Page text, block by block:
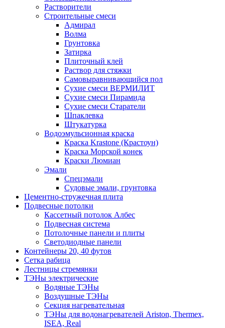
Растворители
Строительные смеси
Адмирал
Волма
Грунтовка
Затирка
Плиточный клей
Раствор для стяжки
Самовыравнивающийся пол
Сухие смеси ВЕРМИЛИТ
Сухие смеси Пирамида
Сухие смеси Старатели
Шпаклевка
Штукатурка
Водоэмульсионная краска
Краска Krastone (Крастоун)
Краска Морской конек
Краски Люмиан
Эмали
Спецэмали
Судовые эмали, грунтовка
Цементно-стружечная плита
Подвесные потолки
Кассетный потолок Албес
Подвесная система
Потолочные панели и плиты
Светодиодные панели
Контейнеры 20, 40 футов
Сетка рабица
Лестницы стремянки
ТЭНы электрические
Водяные ТЭНы
Воздушные ТЭНы
Секция нагревательная
ТЭНы для водонагревателей Ariston, Thermex,
ISEA, Real